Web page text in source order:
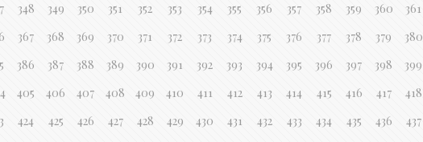
348 349 350 351 352 353 354 355 356 357 358 359 360
361
367 368 369 370 371 372 373 374 375 376 377 378 379
380
386 387 388 389 390 391 392 393 394 395 396 397 398
399
405 406 407 408 409 410 411 412 413 414 415 416 417
418
424 425 426 427 428 429 430 431 432 433 434 435 436
437